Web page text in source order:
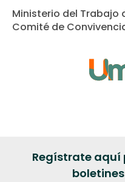
Ministerio del Trabajo
Comité de
Regístrate aquí